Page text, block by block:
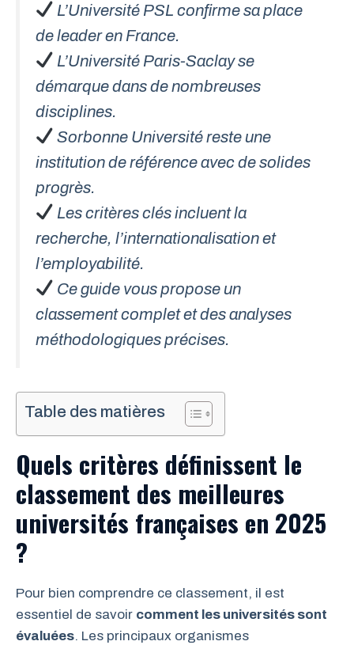
L’Université PSL confirme sa place
de leader en France.
L’Université Paris-Saclay se
démarque dans de nombreuses
disciplines.
Sorbonne Université reste une
institution de référence avec de solides
progrès.
Les critères clés incluent la
recherche, l’internationalisation et
l’employabilité.
Ce guide vous propose un
classement complet et des analyses
méthodologiques précises.
Table des matières
Quels critères définissent le
classement des meilleures
universités françaises en 2025
?
Pour bien comprendre ce classement, il est
essentiel de savoir comment les universités sont
évaluées. Les principaux organismes